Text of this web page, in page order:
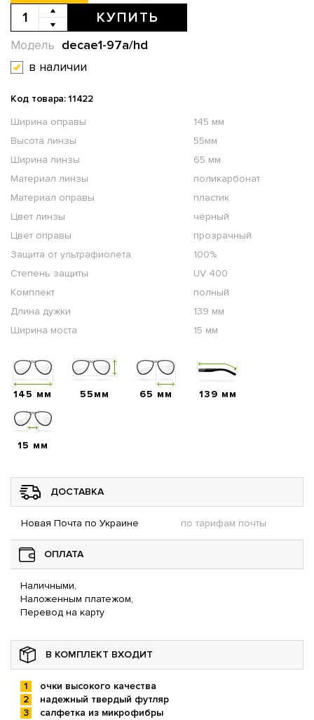
КУПИТЬ
decae1-97a/hd
Модель
в наличии
Код товара: 11422
Ширина оправы
145 мм
Высота линзы
55мм
Ширина линзы
65 мм
Материал линзы
поликарбонат
Материал оправы
пластик
Цвет линзы
чёрный
Цвет оправы
прозрачный
Защита от ультрафиолета
100%
Степень защиты
UV 400
Комплект
полный
Длина дужки
139 мм
Ширина моста
15 мм
145 мм 55мм 65 мм 139 мм
15 мм
ДОСТАВКА
Новая Почта по Украине по тарифам почты
ОПЛАТА
Наличными,
Наложенным платежом,
Перевод на карту
В КОМПЛЕКТ ВХОДИТ
очки высокого качества
надежный твердый футляр
салфетка из микрофибры